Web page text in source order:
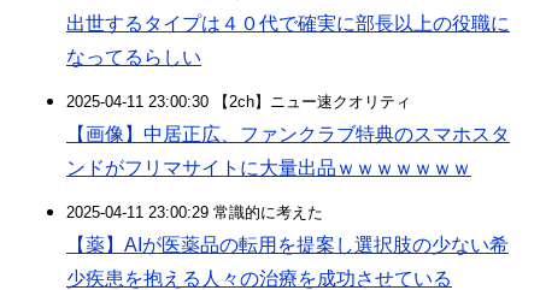
出世するタイプは４０代で確実に部長以上の役職に
なってるらしい
2025-04-11 23:00:30 【2ch】ニュー速クオリティ
【画像】中居正広、ファンクラブ特典のスマホスタ
ンドがフリマサイトに大量出品ｗｗｗｗｗｗｗ
2025-04-11 23:00:29 常識的に考えた
【薬】AIが医薬品の転用を提案し選択肢の少ない希
少疾患を抱える人々の治療を成功させている